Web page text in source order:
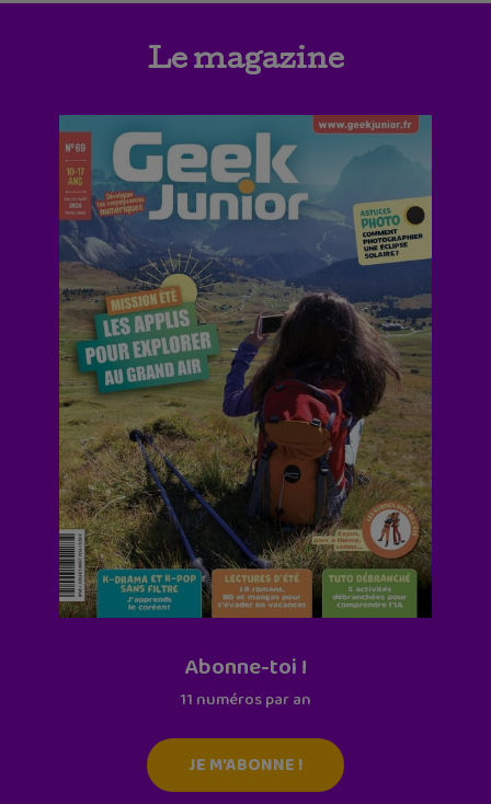
Le magazine
Abonne-toi !
11 numéros par an
JE M'ABONNE !